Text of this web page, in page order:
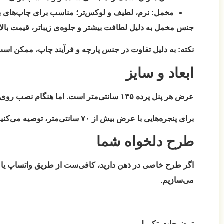
مخمل: نرم، لطیف و لوکس‌تر؛ مناسب برای چاپ‌های
جنس مخمل به دلیل لطافت بیشتر و جلوه‌ی زیباتر، قیمت
نکته: به دلیل تفاوت در جنس پارچه و فرآیند چاپ، ممکن است رنگ نهایی پرده تا ۱۵٪ با طرح اولیه نمایش
ابعاد و سایز
عرض هر پنل پرده ۱۴۵ سانتی‌متر است. اما هنگام نصب روی میل پرده، به دلیل چین‌خوردگی، هر پنل حدود
برای پنجره‌هایی با عرض بیش از ۷۰ سانتی‌متر، توصیه می‌کنیم
طرح دلخواه شما
اگر طرح خاصی در ذهن دارید، کافی‌ست از طریق واتساپ
می‌سازیم.